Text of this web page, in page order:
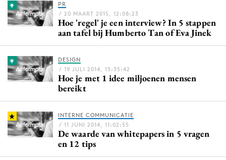
9 sept: GenAI-training
12 nov: MarketingLive!
Events
Opleidingen
Vacatures
Academy
Partners
Topics
Artificial Intelligence
PR
/ 20 MAART 2015, 12:08:23
Hoe 'regel' je een interview? In 5 stappen
aan tafel bij Humberto Tan of Eva Jinek
DESIGN
/ 19 JULI 2014, 13:35:42
Hoe je met 1 idee miljoenen mensen
bereikt
INTERNE COMMUNICATIE
/ 11 JUNI 2014, 11:02:55
De waarde van whitepapers in 5 vragen
en 12 tips